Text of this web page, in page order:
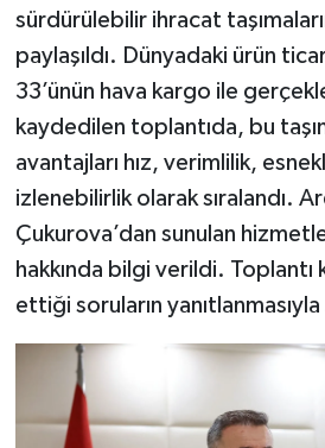
sürdürülebilir ihracat
paylaşıldı. Dünyadaki ürün
33’ünün hava kargo ile
kaydedilen toplantıda, bu
avantajları hız, verimlilik,
izlenebilirlik olarak sıralandı.
Çukurova’dan sunulan
hakkında bilgi verildi. Toplantı
ettiği soruların